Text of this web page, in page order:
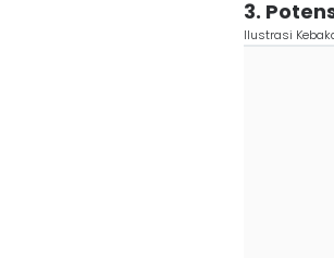
3.
Ilustrasi